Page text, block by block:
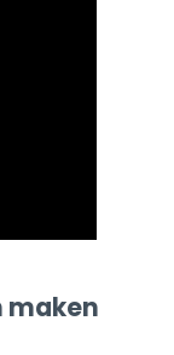
maken